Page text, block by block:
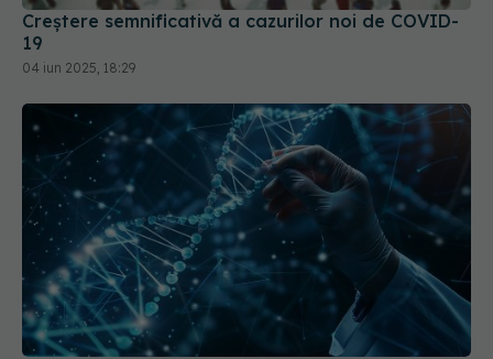
04 iun 2025, 18:29
ARN-ul autoamplificator, o nouă speranță pentru
vaccinurile COVID-19 și tratamentele pentru
cancer